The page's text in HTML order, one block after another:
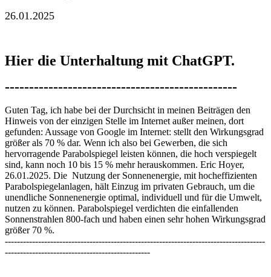
26.01.2025
Hier die Unterhaltung mit ChatGPT.
------------------------------------------------
Guten Tag, ich habe bei der Durchsicht in meinen Beiträgen den
Hinweis von der einzigen Stelle im Internet außer meinen, dort
gefunden: Aussage von Google im Internet: stellt den Wirkungsgrad
größer als 70 % dar. Wenn ich also bei Gewerben, die sich
hervorragende Parabolspiegel leisten können, die hoch verspiegelt
sind, kann noch 10 bis 15 % mehr herauskommen. Eric Hoyer,
26.01.2025. Die Nutzung der Sonnenenergie, mit hocheffizienten
Parabolspiegelanlagen, hält Einzug im privaten Gebrauch, um die
unendliche Sonnenenergie optimal, individuell und für die Umwelt,
nutzen zu können. Parabolspiegel verdichten die einfallenden
Sonnenstrahlen 800-fach und haben einen sehr hohen Wirkungsgrad
größer 70 %.
--------------------------------------------------------------------------------------
------------------------------------------------